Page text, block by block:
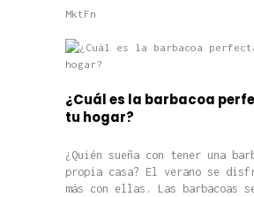
MktFn
¿Cuál es la barbacoa
tu hogar?
¿Quién sueña con tener una
propia casa? El verano se
más con ellas. Las barbacoas